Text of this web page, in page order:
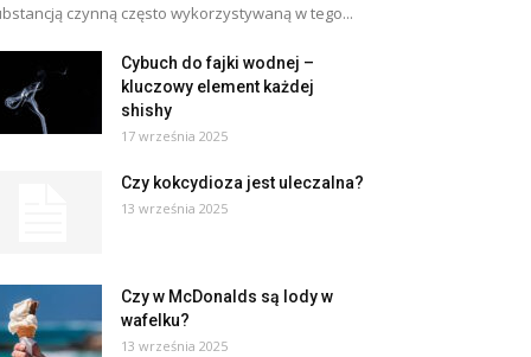
czynną często wykorzystywaną w tego...
Cybuch do fajki wodnej –
kluczowy element każdej
shishy
17 września 2025
Czy kokcydioza jest uleczalna?
13 września 2025
Czy w McDonalds są lody w
wafelku?
13 września 2025